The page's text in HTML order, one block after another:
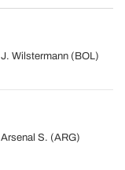
J. Wilstermann (BOL)
Arsenal S. (ARG)